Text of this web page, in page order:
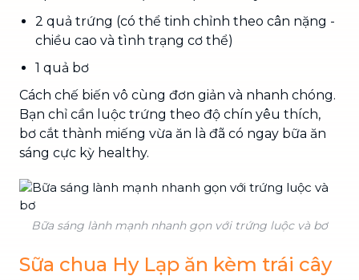
2 quả trứng (có thể tinh chỉnh theo cân nặng -
chiều cao và tình trạng cơ thể)
1 quả bơ
Cách chế biến vô cùng đơn giản và nhanh chóng.
Bạn chỉ cần luộc trứng theo độ chín yêu thích,
bơ cắt thành miếng vừa ăn là đã có ngay bữa ăn
sáng cực kỳ healthy.
Bữa sáng lành mạnh nhanh gọn với trứng luộc và bơ
Sữa chua Hy Lạp ăn kèm trái cây